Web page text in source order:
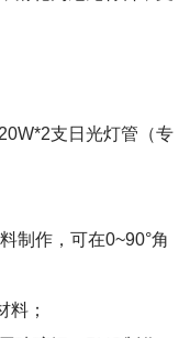
支日光灯管（专
制作，可在0~90°角
料；